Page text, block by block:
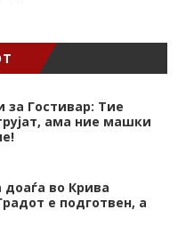
Гостивар: Тие
ама ние машки
доаѓа во Крива
е подготвен, а